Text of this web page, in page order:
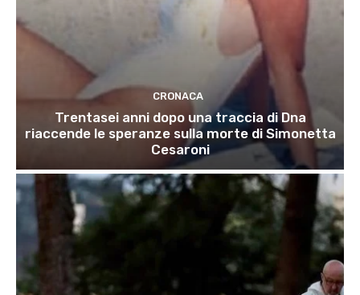
CRONACA
Trentasei anni dopo una traccia di Dna
riaccende le speranze sulla morte di Simonetta
Cesaroni